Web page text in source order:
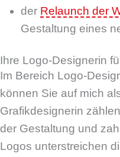
der Relaunch der
Gestaltung eines
Ihre Logo-Designerin
Im Bereich Logo-
können Sie auf mich
Grafikdesignerin
der Gestaltung und
Logos unterstreichen